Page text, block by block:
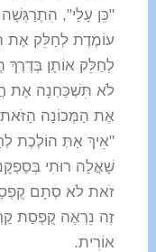
"כֵּן עָלַי",
עוֹמֶדֶת לְחַלֵּק אֶת
לְחַלֵּק אוֹתָן
לֹא תִּשְׁכַּחְנָה אֶת
אֶת הַמְּכוֹנָה
"אֵיךְ אַתְּ הוֹלֶכֶת
שָׁאֲלָה רוּתִי
זֹאת לֹא סְתָם
זֶה נִרְאֶה קֻפְסַת
אוֹרִית.